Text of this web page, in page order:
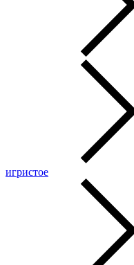
игристое